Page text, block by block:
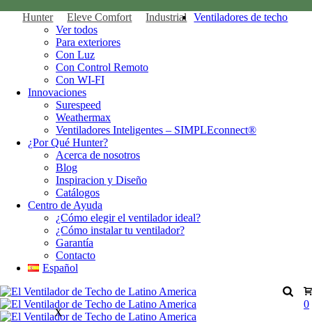
Hunter Eleve Comfort Industrial
Ventiladores de techo
Ver todos
Para exteriores
Con Luz
Con Control Remoto
Con WI-FI
Innovaciones
Surespeed
Weathermax
Ventiladores Inteligentes – SIMPLEconnect®
¿Por Qué Hunter?
Acerca de nosotros
Blog
Inspiracion y Diseño
Catálogos
Centro de Ayuda
¿Cómo elegir el ventilador ideal?
¿Cómo instalar tu ventilador?
Garantía
Contacto
Español
0
X